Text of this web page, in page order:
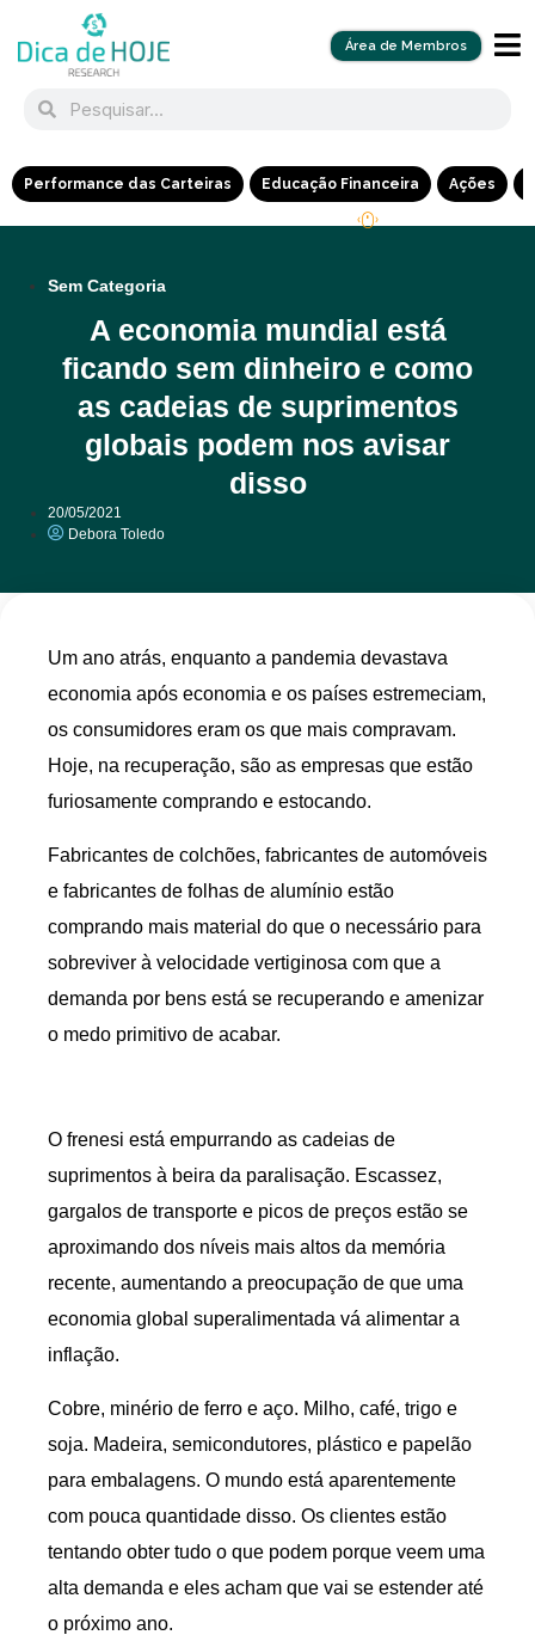
Área de Membros
Performance das Carteiras Educação Financeira Ações
Sem Categoria
A economia mundial está
ficando sem dinheiro e como
as cadeias de suprimentos
globais podem nos avisar
disso
20/05/2021
Debora Toledo
Um ano atrás, enquanto a pandemia devastava
economia após economia e os países estremeciam,
os consumidores eram os que mais compravam.
Hoje, na recuperação, são as empresas que estão
furiosamente comprando e estocando.
Fabricantes de colchões, fabricantes de automóveis
e fabricantes de folhas de alumínio estão
comprando mais material do que o necessário para
sobreviver à velocidade vertiginosa com que a
demanda por bens está se recuperando e amenizar
o medo primitivo de acabar.
O frenesi está empurrando as cadeias de
suprimentos à beira da paralisação. Escassez,
gargalos de transporte e picos de preços estão se
aproximando dos níveis mais altos da memória
recente, aumentando a preocupação de que uma
economia global superalimentada vá alimentar a
inflação.
Cobre, minério de ferro e aço. Milho, café, trigo e
soja. Madeira, semicondutores, plástico e papelão
para embalagens. O mundo está aparentemente
com pouca quantidade disso. Os clientes estão
tentando obter tudo o que podem porque veem uma
alta demanda e eles acham que vai se estender até
o próximo ano.